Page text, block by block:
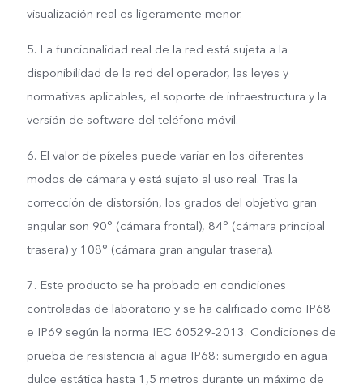
visualización real es ligeramente menor.
5. La funcionalidad real de la red está sujeta a la
disponibilidad de la red del operador, las leyes y
normativas aplicables, el soporte de infraestructura y la
versión de software del teléfono móvil.
6. El valor de píxeles puede variar en los diferentes
modos de cámara y está sujeto al uso real. Tras la
corrección de distorsión, los grados del objetivo gran
angular son 90° (cámara frontal), 84° (cámara principal
trasera) y 108° (cámara gran angular trasera).
7. Este producto se ha probado en condiciones
controladas de laboratorio y se ha calificado como IP68
e IP69 según la norma IEC 60529-2013. Condiciones de
prueba de resistencia al agua IP68: sumergido en agua
dulce estática hasta 1,5 metros durante un máximo de